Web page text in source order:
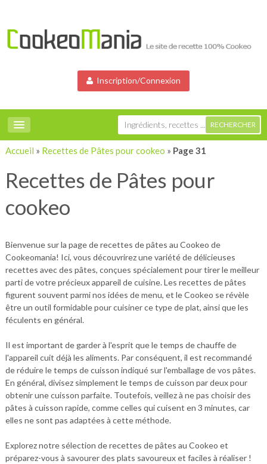
Inscription/Connexion
Accueil » Recettes de Pâtes pour cookeo » Page 31
Recettes de Pâtes pour
cookeo
Bienvenue sur la page de recettes de pâtes au Cookeo de
Cookeomania! Ici, vous découvrirez une variété de délicieuses
recettes avec des pâtes, conçues spécialement pour tirer le meilleur
parti de votre précieux appareil de cuisine. Les recettes de pâtes
figurent souvent parmi nos idées de menu, et le Cookeo se révèle
être un outil formidable pour cuisiner ce type de plat, ainsi que les
féculents en général.
Il est important de garder à l'esprit que le temps de chauffe de
l'appareil cuit déjà les aliments. Par conséquent, il est recommandé
de réduire le temps de cuisson indiqué sur l'emballage de vos pâtes.
En général, divisez simplement le temps de cuisson par deux pour
obtenir une cuisson parfaite. Toutefois, veillez à ne pas choisir des
pâtes à cuisson rapide, comme celles qui cuisent en 3 minutes, car
elles ne sont pas adaptées à cette méthode.
Explorez notre sélection de recettes de pâtes au Cookeo et
préparez-vous à savourer des plats savoureux et faciles à réaliser !